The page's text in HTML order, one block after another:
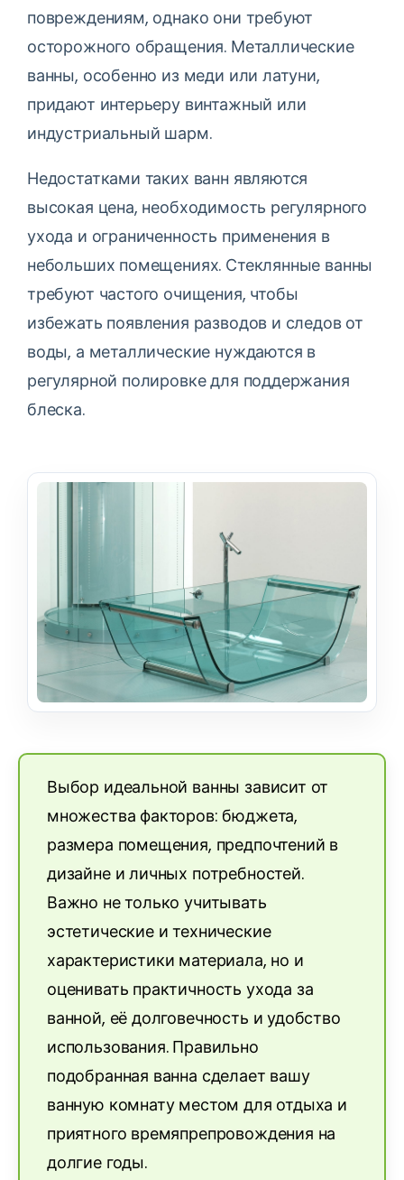
повреждениям, однако они требуют
осторожного обращения. Металлические
ванны, особенно из меди или латуни,
придают интерьеру винтажный или
индустриальный шарм.
Недостатками таких ванн являются
высокая цена, необходимость регулярного
ухода и ограниченность применения в
небольших помещениях. Стеклянные ванны
требуют частого очищения, чтобы
избежать появления разводов и следов от
воды, а металлические нуждаются в
регулярной полировке для поддержания
блеска.
Выбор идеальной ванны зависит от
множества факторов: бюджета,
размера помещения, предпочтений в
дизайне и личных потребностей.
Важно не только учитывать
эстетические и технические
характеристики материала, но и
оценивать практичность ухода за
ванной, её долговечность и удобство
использования. Правильно
подобранная ванна сделает вашу
ванную комнату местом для отдыха и
приятного времяпрепровождения на
долгие годы.